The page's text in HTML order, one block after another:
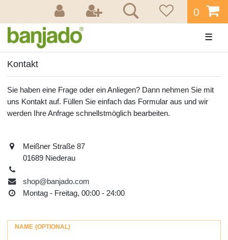
0
☰
Kontakt
Sie haben eine Frage oder ein Anliegen? Dann nehmen Sie mit
uns Kontakt auf. Füllen Sie einfach das Formular aus und wir
werden Ihre Anfrage schnellstmöglich bearbeiten.
Meißner Straße 87
01689 Niederau
shop@banjado.com
Montag - Freitag, 00:00 - 24:00
NAME (OPTIONAL)